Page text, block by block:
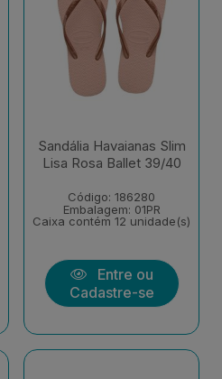
Sandália Havaianas Slim
Lisa Rosa Ballet 39/40
Código: 186280
Embalagem: 01PR
Caixa contém 12 unidade(s)
Entre ou
Cadastre-se